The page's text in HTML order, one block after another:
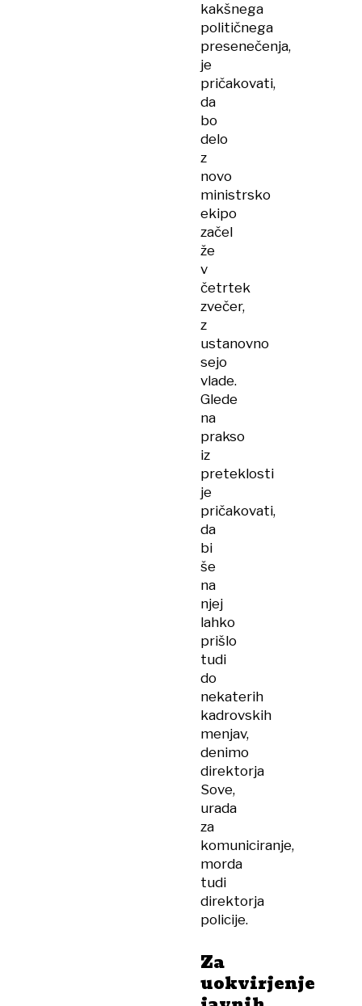
kakšnega
političnega
presenečenja,
je
pričakovati,
da
bo
delo
z
novo
ministrsko
ekipo
začel
že
v
četrtek
zvečer,
z
ustanovno
sejo
vlade.
Glede
na
prakso
iz
preteklosti
je
pričakovati,
da
bi
še
na
njej
lahko
prišlo
tudi
do
nekaterih
kadrovskih
menjav,
denimo
direktorja
Sove,
urada
za
komuniciranje,
morda
tudi
direktorja
policije.
Za
uokvirjenje